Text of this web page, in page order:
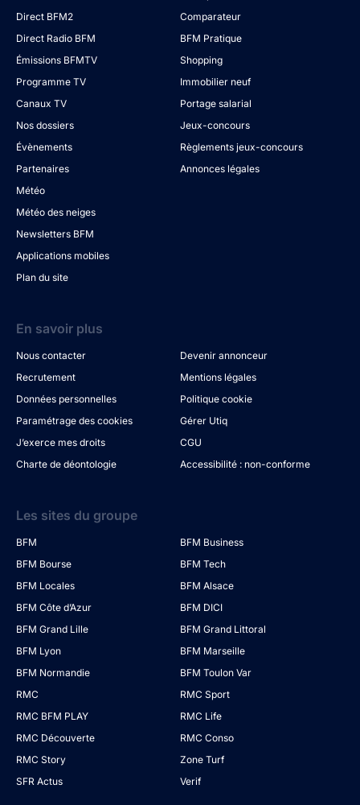
Direct BFM2
Direct Radio BFM
Émissions BFMTV
Programme TV
Canaux TV
Nos dossiers
Évènements
Partenaires
Météo
Météo des neiges
Newsletters BFM
Applications mobiles
Plan du site
Comparateur
BFM Pratique
Shopping
Immobilier neuf
Portage salarial
Jeux-concours
Règlements jeux-concours
Annonces légales
En savoir plus
Nous contacter
Devenir annonceur
Recrutement
Mentions légales
Données personnelles
Politique cookie
Paramétrage des cookies
Gérer Utiq
J’exerce mes droits
CGU
Charte de déontologie
Accessibilité : non-conforme
Les sites du groupe
BFM
BFM Business
BFM Bourse
BFM Tech
BFM Locales
BFM Alsace
BFM Côte d’Azur
BFM DICI
BFM Grand Lille
BFM Grand Littoral
BFM Lyon
BFM Marseille
BFM Normandie
BFM Toulon Var
RMC
RMC Sport
RMC BFM PLAY
RMC Life
RMC Découverte
RMC Conso
RMC Story
Zone Turf
SFR Actus
Verif